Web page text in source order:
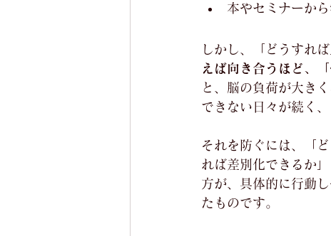
本やセミナーか
しかし、「どうすれ
えば向き合うほど、
と、脳の負荷が大き
できない日々が続く
それを防ぐには、「
れば差別化できるか
方が、具体的に行動
たものです。